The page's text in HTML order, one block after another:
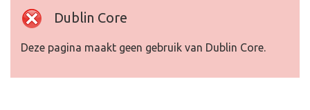
Dublin Core
Deze pagina maakt geen gebruik van Dublin Core.